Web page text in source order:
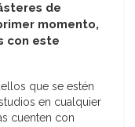
de
momento,
con este
que se estén
en cualquier
cuenten con